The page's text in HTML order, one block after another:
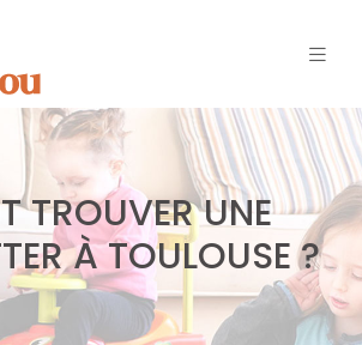
TROUVER UNE
À TOULOUSE ?